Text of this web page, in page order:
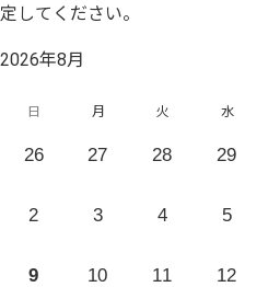
定してください。
2026年8月
日 月 火 水
26 27 28 29
2 3 4 5
9 10 11 12